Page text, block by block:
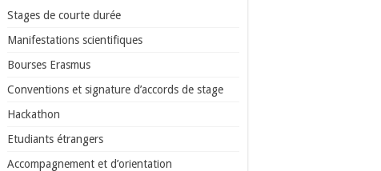
Stages de courte durée
Manifestations scientifiques
Bourses Erasmus
Conventions et signature d’accords de stage
Hackathon
Etudiants étrangers
Accompagnement et d’orientation